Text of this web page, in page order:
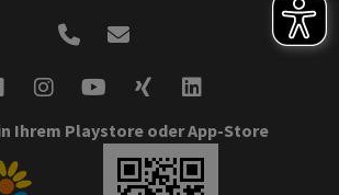
Ihrem Playstore oder App-Store